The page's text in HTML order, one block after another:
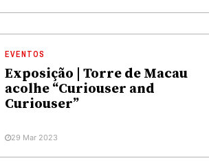
EVENTOS
Exposição | Torre de Macau
acolhe “Curiouser and
Curiouser”
29 Mar 2023